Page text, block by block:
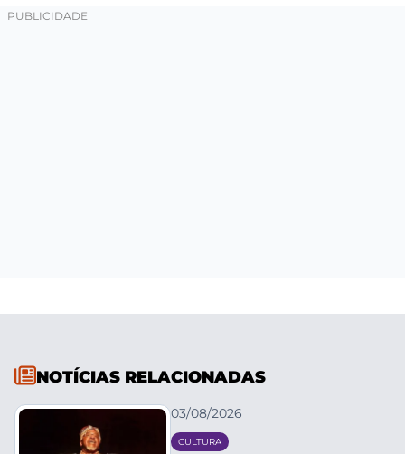
NOTÍCIAS RELACIONADAS
03/08/2026
CULTURA